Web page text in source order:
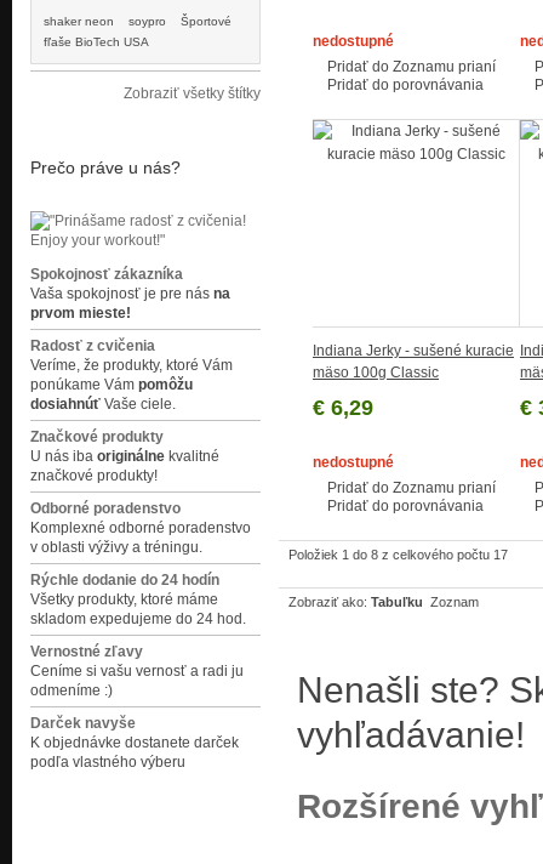
nedostupné
Pridať do Zoznamu prianí
Pridať do porovnávania
Indiana Jerky - sušené kuracie
mäso 100g Classic
€ 6,29
nedostupné
Pridať do Zoznamu prianí
Pridať do porovnávania
€
Položiek 1 do 8 z celkového počtu 17
Zobraziť ako: Tabuľku Zoznam
Nenašli ste?
vyhľadávanie!
Rozšírené
shaker neon soypro
Športové
fľaše BioTech USA
Zobraziť všetky štítky
Prečo práve u nás?
Spokojnosť zákazníka
Vaša spokojnosť je pre nás na
prvom mieste!
Radosť z cvičenia
Veríme, že produkty, ktoré Vám
ponúkame Vám pomôžu
dosiahnúť Vaše ciele.
Značkové produkty
U nás iba originálne kvalitné
značkové produkty!
Odborné poradenstvo
Komplexné odborné poradenstvo
v oblasti výživy a tréningu.
Rýchle dodanie do 24 hodín
Všetky produkty, ktoré máme
skladom expedujeme do 24 hod.
Vernostné zľavy
Ceníme si vašu vernosť a radi ju
odmeníme :)
Darček navyše
K objednávke dostanete darček
podľa vlastného výberu